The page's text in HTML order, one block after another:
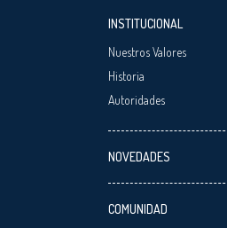
INSTITUCIONAL
Nuestros Valores
Historia
Autoridades
NOVEDADES
COMUNIDAD